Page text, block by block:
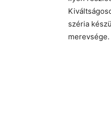
széria
merevsége.